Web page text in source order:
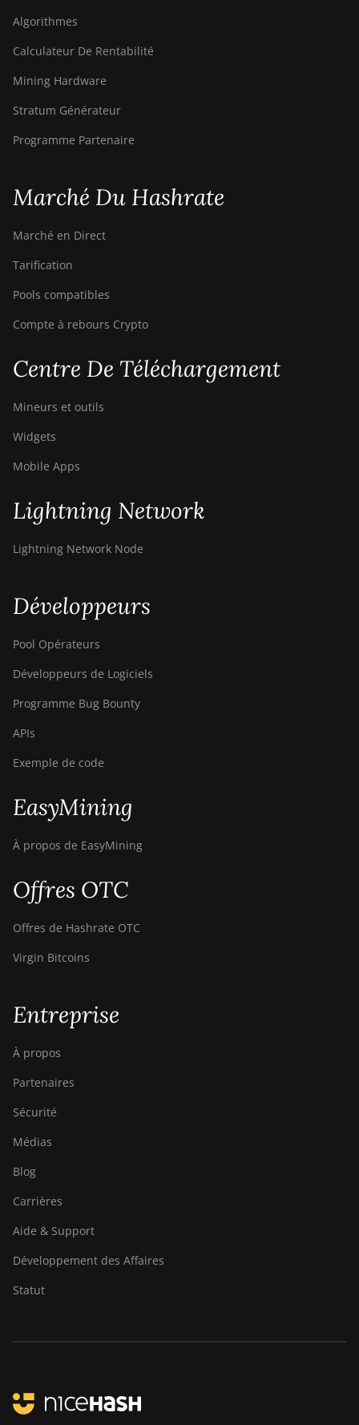
Algorithmes
Calculateur De Rentabilité
Mining Hardware
Stratum Générateur
Programme Partenaire
Marché Du Hashrate
Marché en Direct
Tarification
Pools compatibles
Compte à rebours Crypto
Centre De Téléchargement
Mineurs et outils
Widgets
Mobile Apps
Lightning Network
Lightning Network Node
Développeurs
Pool Opérateurs
Développeurs de Logiciels
Programme Bug Bounty
APIs
Exemple de code
EasyMining
À propos de EasyMining
Offres OTC
Offres de Hashrate OTC
Virgin Bitcoins
Entreprise
À propos
Partenaires
Sécurité
Médias
Blog
Carrières
Aide & Support
Développement des Affaires
Statut